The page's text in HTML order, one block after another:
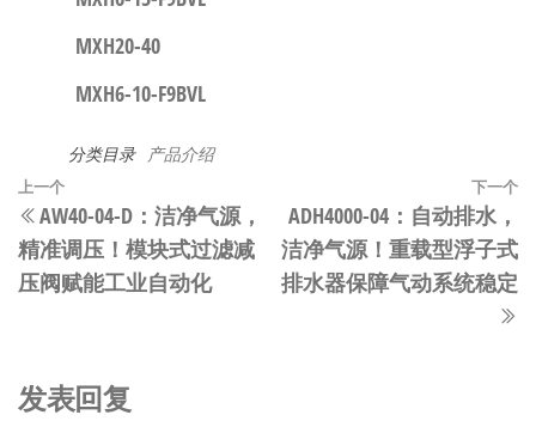
MXH20-40
MXH6-10-F9BVL
分类目录 产品介绍
文
章
导
上
一
篇
文
上一个
AW40-04-D：洁净气源，
精准调压！模块式过滤减
压阀赋能工业自动化
下一个
ADH4000-04：自动排水，
洁净气源！重载型浮子式
排水器保障气动系统稳定
发表回复